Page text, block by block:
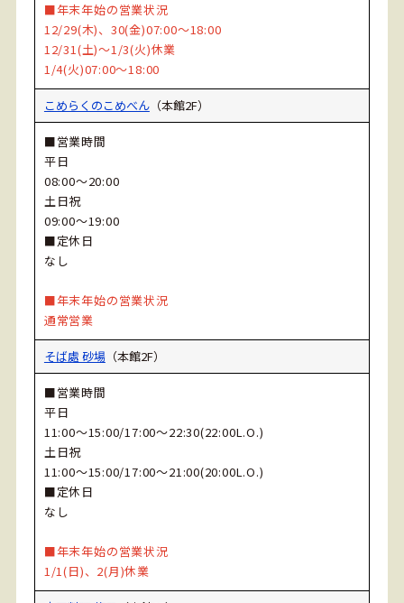
■年末年始の営業状況
12/29(木)、30(金)07:00～18:00
12/31(土)～1/3(火)休業
1/4(火)07:00～18:00
こめらくのこめべん（本館2F）
■営業時間
平日
08:00～20:00
土日祝
09:00～19:00
■定休日
なし
■年末年始の営業状況
通常営業
そば處 砂場（本館2F）
■営業時間
平日
11:00～15:00/17:00～22:30(22:00L.O.)
土日祝
11:00～15:00/17:00～21:00(20:00L.O.)
■定休日
なし
■年末年始の営業状況
1/1(日)、2(月)休業